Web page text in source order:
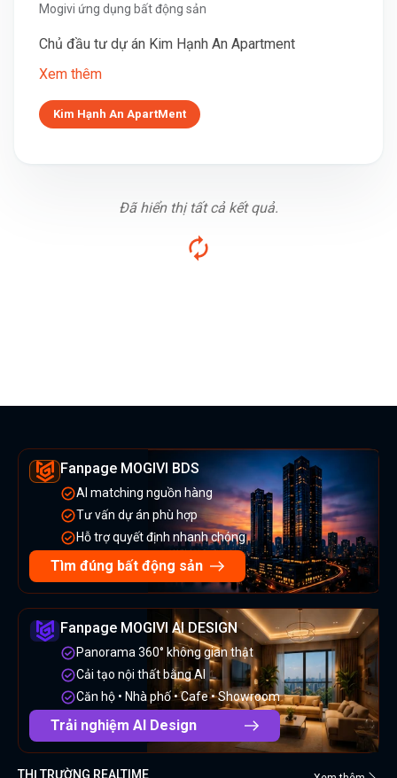
Mogivi ứng dụng bất động sản
Chủ đầu tư dự án Kim Hạnh An Apartment
Xem thêm
Kim Hạnh An ApartMent
Đã hiển thị tất cả kết quả.
Fanpage MOGIVI BDS
AI matching nguồn hàng
Tư vấn dự án phù hợp
Hỗ trợ quyết định nhanh chóng
Tìm đúng bất động sản
Fanpage MOGIVI AI DESIGN
Panorama 360° không gian thật
Cải tạo nội thất bằng AI
Căn hộ • Nhà phố • Cafe • Showroom
Trải nghiệm AI Design
THỊ TRƯỜNG REALTIME